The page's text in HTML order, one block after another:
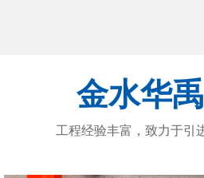
金水华禹
工程经验丰富，致力于引